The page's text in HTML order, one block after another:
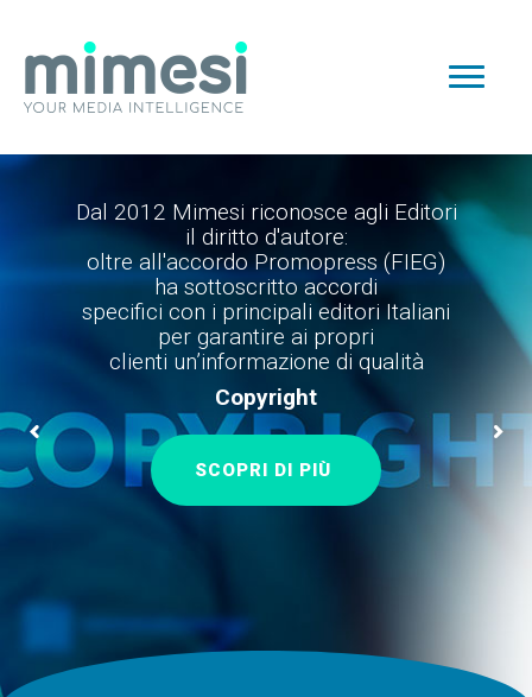
Copyright
SCOPRI DI PIÙ
Dal 2012 Mimesi riconosce agli Editori
il diritto d'autore:
oltre all'accordo Promopress (FIEG)
ha sottoscritto accordi
specifici con i principali editori Italiani
per garantire ai propri
clienti un’informazione di qualità